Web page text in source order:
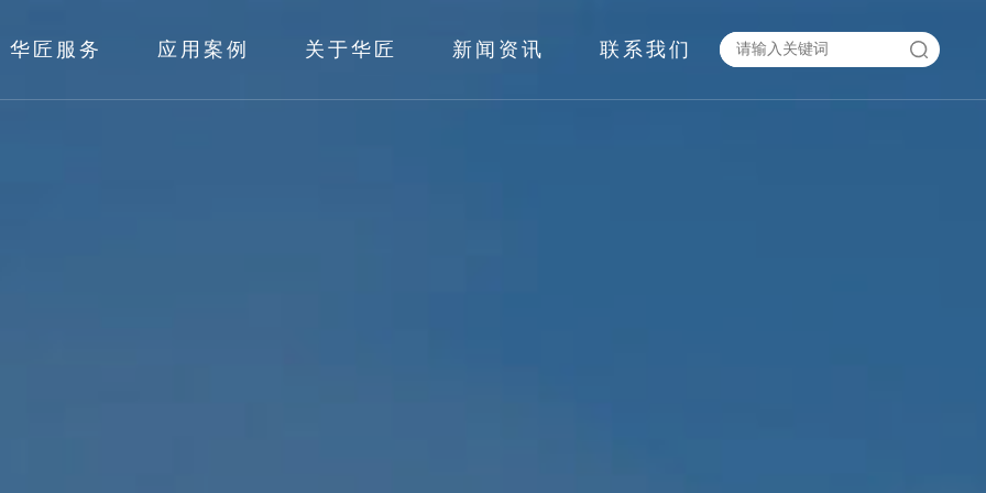
华匠服务 应用案例 关于华匠 新闻资讯 联系我们